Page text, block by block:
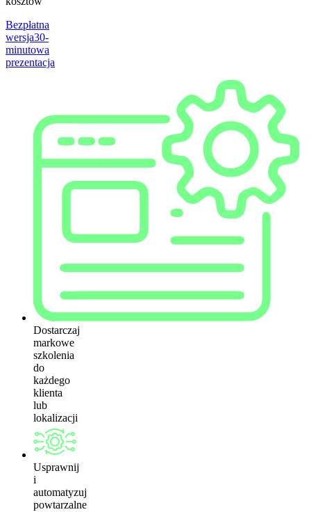
Bezpłatna
wersja30-
minutowa
prezentacja
Dostarczaj
markowe
szkolenia
do
każdego
klienta
lub
lokalizacji
Usprawnij
i
automatyzuj
powtarzalne